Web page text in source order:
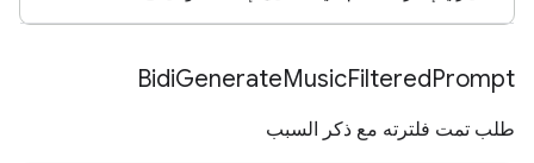
BidiGenerateMusicFilteredPrompt
طلب تمت فلترته مع ذكر السبب